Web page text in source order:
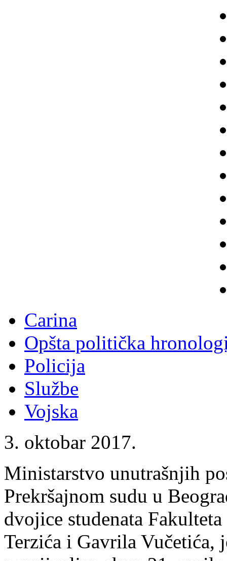
Carina
Opšta politička
Policija
Službe
Vojska
3. oktobar 2017.
Ministarstvo unutrašnjih
Prekršajnom sudu u
dvojice studenata
Terzića i Gavrila Vučetića,